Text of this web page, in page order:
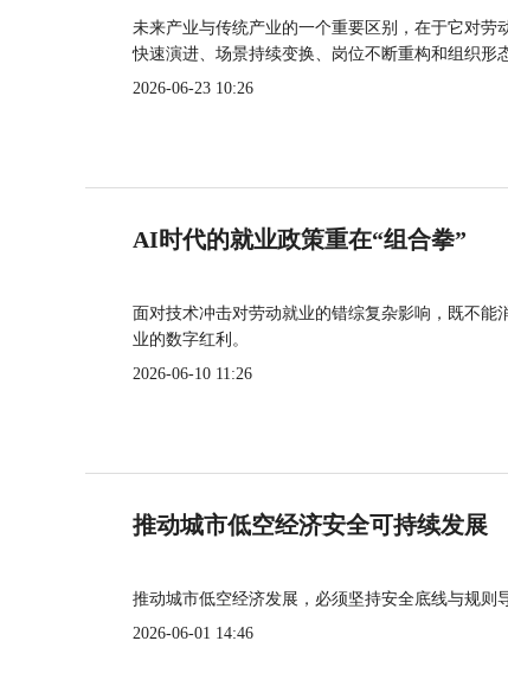
未来产业与传统产业的一个重要区别，在于它对劳
快速演进、场景持续变换、岗位不断重构和组织形
2026-06-23 10:26
AI时代的就业政策重在“组合拳”
面对技术冲击对劳动就业的错综复杂影响，既不
业的数字红利。
2026-06-10 11:26
推动城市低空经济安全可持续发展
推动城市低空经济发展，必须坚持安全底线与规则
2026-06-01 14:46